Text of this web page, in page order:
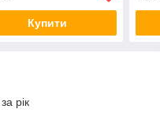
Купити
рік